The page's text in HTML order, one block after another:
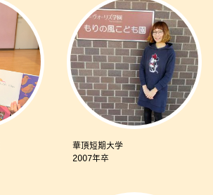
華頂短期大学
2007年卒